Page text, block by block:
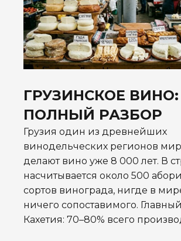
ГРУЗИНСКОЕ ВИНО:
ПОЛНЫЙ РАЗБОР
Грузия один из древнейших
винодельческих регионов
делают вино уже 8 000 лет. В
насчитывается около 500
сортов винограда, нигде в
ничего сопоставимого.
Кахетия: 70–80% всего